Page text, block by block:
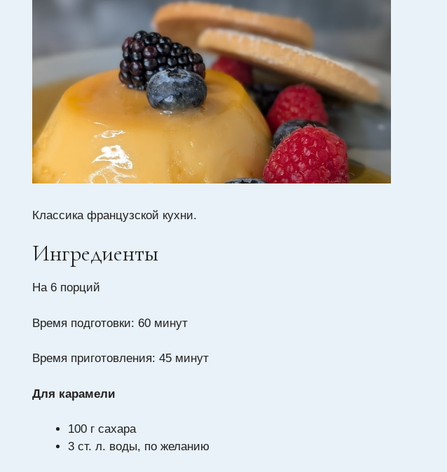
Классика французской кухни.
Ингредиенты
На 6 порций
Время подготовки: 60 минут
Время приготовления: 45 минут
Для карамели
100 г сахара
3 ст. л. воды, по желанию